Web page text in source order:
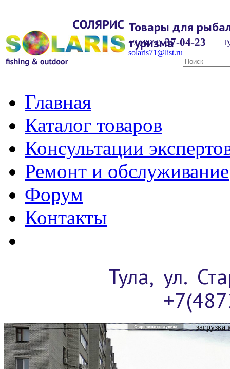
Товары для
туризма
+7 (4872) 37-04-23
solaris71@list.ru
Главная
Каталог товаров
Консультации
Ремонт и обслуживание
Форум
Контакты
Тула, ул.
загрузка